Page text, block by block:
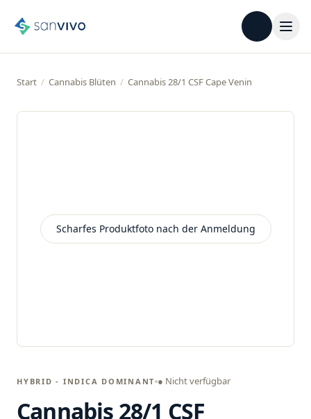
Start / Cannabis Blüten / Cannabis 28/1 CSF Cape Venin
Scharfes Produktfoto nach der Anmeldung
HYBRID - INDICA DOMINANT ● Nicht verfügbar
Cannabis 28/1 CSF